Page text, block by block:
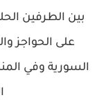
بين الطرفين
على الحواجز
السورية وفي